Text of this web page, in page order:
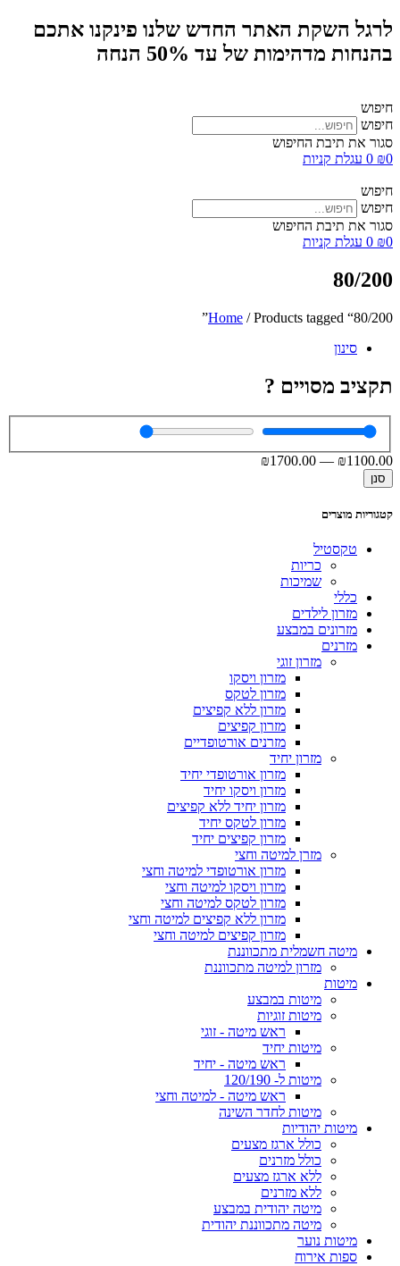
לרגל השקת האתר החדש שלנו פינקנו אתכם
בהנחות מדהימות של עד 50% הנחה
חיפוש
חיפוש
סגור את תיבת החיפוש
₪0
0 עגלת קניות
חיפוש
חיפוש
סגור את תיבת החיפוש
₪0
0 עגלת קניות
80/200
Home / Products tagged “80/200”
סינון
תקציב מסויים ?
₪1100.00
—
₪1700.00
סנן
קטגוריות מוצרים
טקסטיל
כריות
שמיכות
כללי
מזרון לילדים
מזרונים במבצע
מזרנים
מזרון זוגי
מזרון ויסקו
מזרון לטקס
מזרון ללא קפיצים
מזרון קפיצים
מזרנים אורטופדיים
מזרון יחיד
מזרון אורטופדי יחיד
מזרון ויסקו יחיד
מזרון יחיד ללא קפיצים
מזרון לטקס יחיד
מזרון קפיצים יחיד
מזרן למיטה וחצי
מזרון אורטופדי למיטה וחצי
מזרון ויסקו למיטה וחצי
מזרון לטקס למיטה וחצי
מזרון ללא קפיצים למיטה וחצי
מזרון קפיצים למיטה וחצי
מיטה חשמלית מתכווננת
מזרון למיטה מתכווננת
מיטות
מיטות במבצע
מיטות זוגיות
ראש מיטה - זוגי
מיטות יחיד
ראש מיטה - יחיד
מיטות ל- 120/190
ראש מיטה - למיטה וחצי
מיטות לחדר השינה
מיטות יהודיות
כולל ארגז מצעים
כולל מזרנים
ללא ארגז מצעים
ללא מזרנים
מיטה יהודית במבצע
מיטה מתכווננת יהודית
מיטות נוער
ספות אירוח